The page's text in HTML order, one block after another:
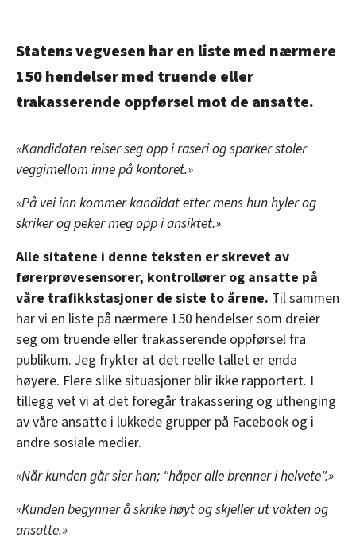
Statens vegvesen har en liste med nærmere
150 hendelser med truende eller
trakasserende oppførsel mot de ansatte.
«Kandidaten reiser seg opp i raseri og sparker stoler
veggimellom inne på kontoret.»
«På vei inn kommer kandidat etter mens hun hyler og
skriker og peker meg opp i ansiktet.»
Alle sitatene i denne teksten er skrevet av
førerprøvesensorer, kontrollører og ansatte på
våre trafikkstasjoner de siste to årene. Til sammen
har vi en liste på nærmere 150 hendelser som dreier
seg om truende eller trakasserende oppførsel fra
publikum. Jeg frykter at det reelle tallet er enda
høyere. Flere slike situasjoner blir ikke rapportert. I
tillegg vet vi at det foregår trakassering og uthenging
av våre ansatte i lukkede grupper på Facebook og i
andre sosiale medier.
«Når kunden går sier han; "håper alle brenner i helvete".»
«Kunden begynner å skrike høyt og skjeller ut vakten og
ansatte.»